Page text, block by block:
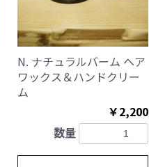
N. ナチュラルバーム ヘア
ワックス＆ハンドクリー
ム
￥2,200
数量